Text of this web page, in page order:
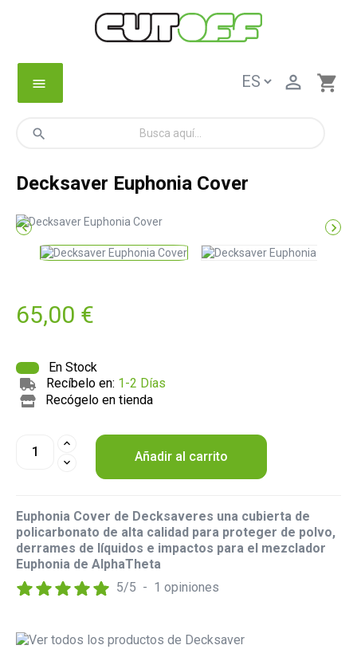
menu shopping_cart

search
Decksaver Euphonia Cover
 
65,00 €
En Stock
Recíbelo en: 1-2 Días
Recógelo en tienda
Añadir al carrito
Euphonia Cover de Decksaveres una cubierta de
policarbonato de alta calidad para proteger de polvo,
derrames de líquidos e impactos para el mezclador
Euphonia de AlphaTheta
5/5 - 1 opiniones